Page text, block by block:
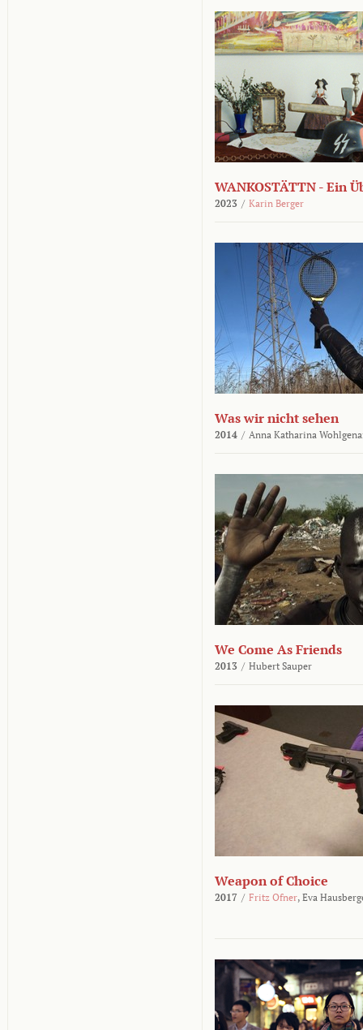
WANKOSTÄTTN - Ein
2023 / Karin Berger
Was wir nicht sehen
2014 / Anna Katharina
We Come As Friends
2013 / Hubert Sauper
Weapon of Choice
2017 / Fritz Ofner, Eva